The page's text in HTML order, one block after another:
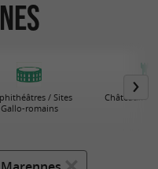
/ Sites
Gallo-romains
Châteaux /